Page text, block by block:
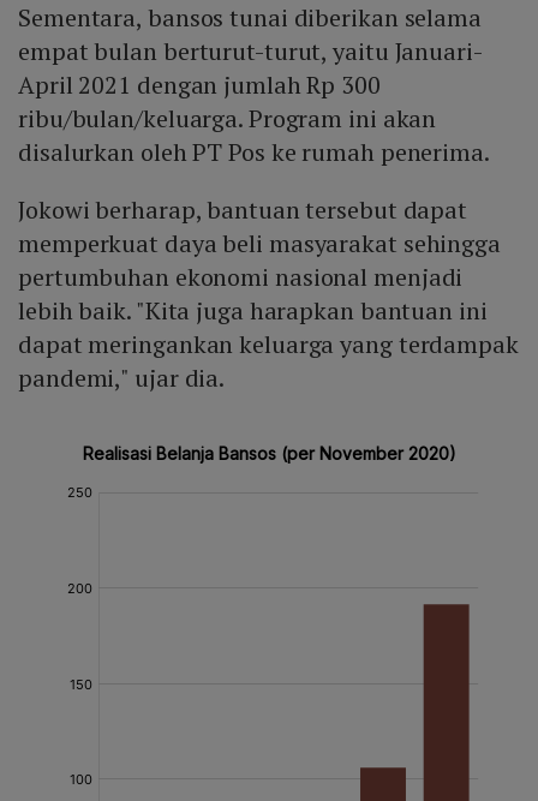
Sementara, bansos tunai diberikan selama
empat bulan berturut-turut, yaitu Januari-
April 2021 dengan jumlah Rp 300
ribu/bulan/keluarga. Program ini akan
disalurkan oleh PT Pos ke rumah penerima.
Jokowi berharap, bantuan tersebut dapat
memperkuat daya beli masyarakat sehingga
pertumbuhan ekonomi nasional menjadi
lebih baik. "Kita juga harapkan bantuan ini
dapat meringankan keluarga yang terdampak
pandemi," ujar dia.